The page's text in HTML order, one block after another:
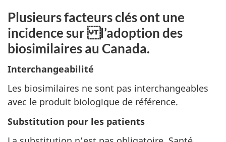
Plusieurs facteurs clés ont une
incidence sur l’adoption des
biosimilaires au Canada.
Interchangeabilité
Les biosimilaires ne sont pas interchangeables
avec le produit biologique de référence.
Substitution pour les patients